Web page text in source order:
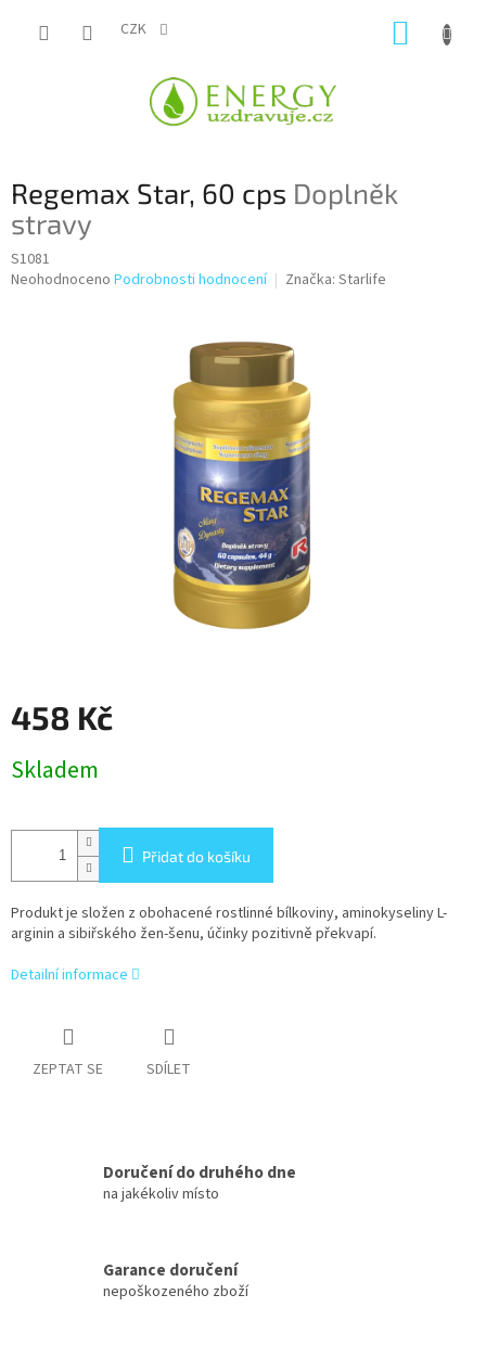
CZK
Regemax Star, 60 cps Doplněk
stravy
S1081
Průměrné
Neohodnoceno Podrobnosti hodnocení Značka: Starlife
458 Kč
cena:
Skladem
Přidat do košíku
Produkt je složen z obohacené rostlinné bílkoviny, aminokyseliny L-
arginin a sibiřského žen-šenu, účinky pozitivně překvapí.
Detailní informace
ZEPTAT SE SDÍLET
Doručení do druhého dne
na jakékoliv místo
Garance doručení
nepoškozeného zboží